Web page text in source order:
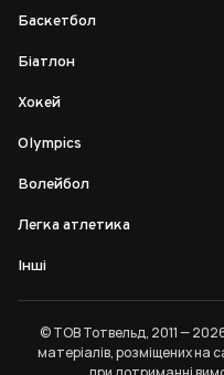
Баскетбол
Біатлон
Хокей
Olympics
Волейбол
Легка атлетика
Інші
© ТОВ Тотвельд, 2011 —
матеріалів, розміщених на